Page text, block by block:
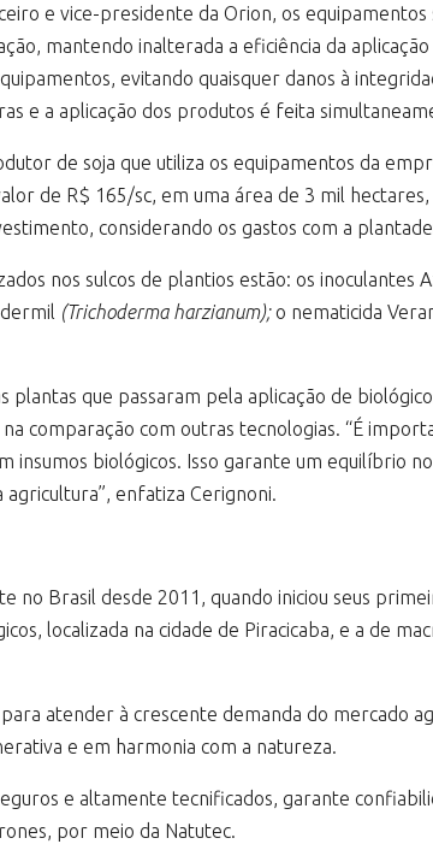
e vice-presidente da Orion, os
mantendo inalterada a eficiência da
evitando quaisquer danos à
e a aplicação dos produtos é feita
de soja que utiliza os equipamentos da
de R$ 165/sc, em uma área de 3 mil
considerando os gastos com a
nos sulcos de plantios estão: os inoculantes
(Trichoderma harzianum);o nematicida
plantas que passaram pela aplicação de
comparação com outras tecnologias. “É
insumos biológicos. Isso garante um equilíbrio
enfatiza Cerignoni.
no Brasil desde 2011, quando iniciou seus
localizada na cidade de Piracicaba, e a de
atender à crescente demanda do mercado
e em harmonia com a natureza.
e altamente tecnificados, garante
por meio da Natutec.